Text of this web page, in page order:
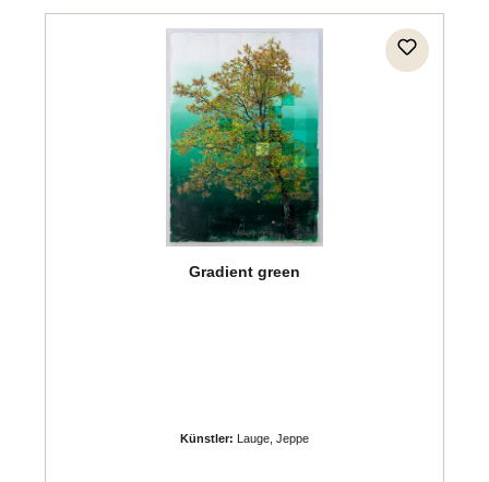
Gradient green
Künstler: Lauge, Jeppe